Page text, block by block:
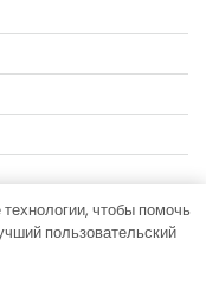
чтобы помочь
пользовательский